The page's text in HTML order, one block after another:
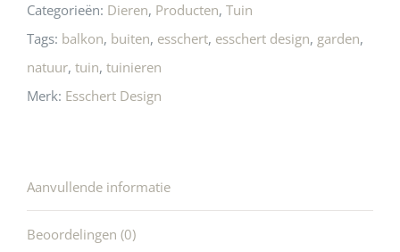
Categorieën: Dieren, Producten, Tuin
Tags: balkon, buiten, esschert, esschert design, garden,
natuur, tuin, tuinieren
Merk: Esschert Design
Aanvullende informatie
Beoordelingen (0)